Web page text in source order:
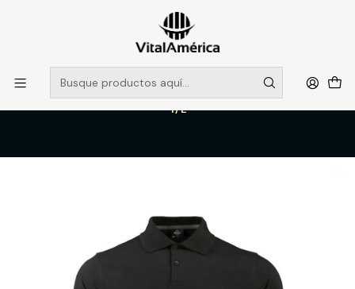
POR SISTEMA FRONTAL SOLO RETIROS EN TIENDA, DESDE
MUCHAS GRACIAS +569 5956 2237
Leer más
Catálogo
VESTIMENTA TECNICA Y CORPORATIVA
POLERAS Y CAMISAS
POLERA POLO DRYFRESH M/L MUJER 60% ALG 40% POLY NEGRO
T/L